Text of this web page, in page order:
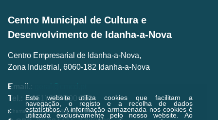
Este website utiliza cookies que facilitam a
navegação, o registo e a recolha de dados
estatísticos.A informação armazenada nos cookies é
utilizada exclusivamente pelo nosso website. Ao
Centro Municipal de Cultura e
Desenvolvimento de Idanha-a-Nova
Centro Empresarial de Idanha-a-Nova,
Zona Industrial, 6060-182 Idanha-a-Nova
Email.:
Tel.: (+351) 277 200 010
(Chamada para a rede fixa nacional)